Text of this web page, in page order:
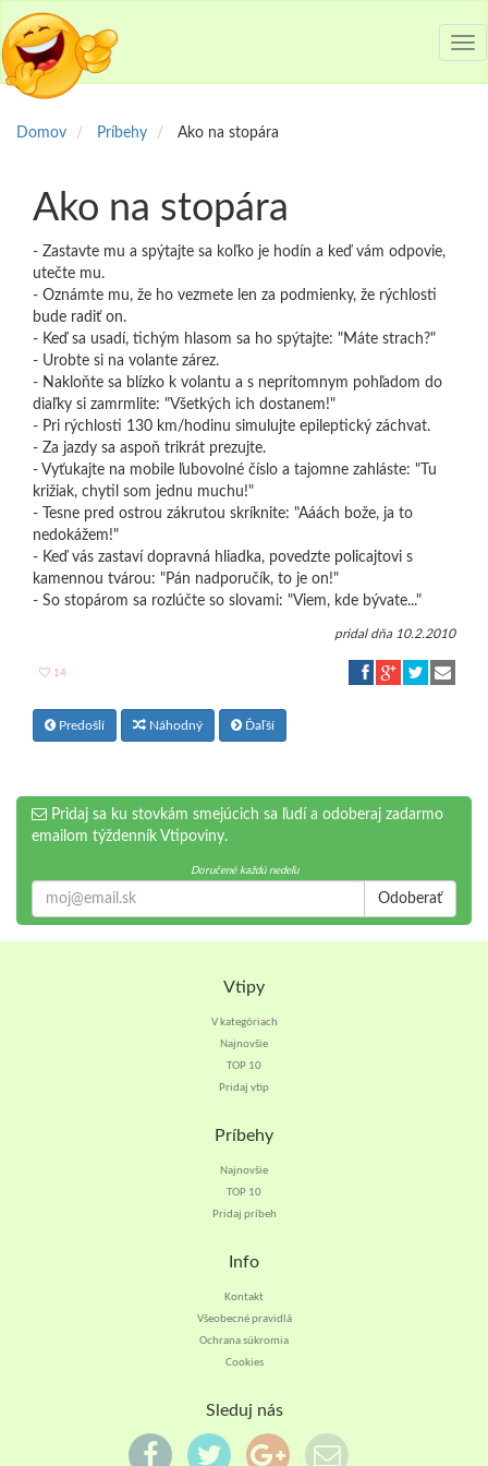
Domov Príbehy Ako na stopára
Ako na stopára
- Zastavte mu a spýtajte sa koľko je hodín a keď vám odpovie,
utečte mu.
- Oznámte mu, že ho vezmete len za podmienky, že rýchlosti
bude radiť on.
- Keď sa usadí, tichým hlasom sa ho spýtajte: "Máte strach?"
- Urobte si na volante zárez.
- Nakloňte sa blízko k volantu a s neprítomnym pohľadom do
diaľky si zamrmlite: "Všetkých ich dostanem!"
- Pri rýchlosti 130 km/hodinu simulujte epileptický záchvat.
- Za jazdy sa aspoň trikrát prezujte.
- Vyťukajte na mobile ľubovolné číslo a tajomne zahláste: "Tu
križiak, chytil som jednu muchu!"
- Tesne pred ostrou zákrutou skríknite: "Aáách bože, ja to
nedokážem!"
- Keď vás zastaví dopravná hliadka, povedzte policajtovi s
kamennou tvárou: "Pán nadporučík, to je on!"
- So stopárom sa rozlúčte so slovami: "Viem, kde bývate..."
pridal dňa 10.2.2010
14
Predošlí Náhodný Ďaľší
Pridaj sa ku stovkám smejúcich sa ľudí a odoberaj zadarmo
emailom týždenník Vtipoviny.
Doručené každú nedeľu
Odoberať
Vtipy
V kategóriach
Najnovšie
TOP 10
Pridaj vtip
Príbehy
Najnovšie
TOP 10
Pridaj príbeh
Info
Kontakt
Všeobecné pravidlá
Ochrana súkromia
Cookies
Sleduj nás